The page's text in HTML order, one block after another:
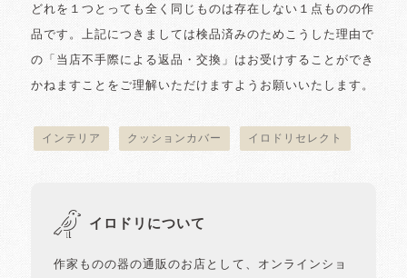
どれを１つとっても全く同じものは存在しない１点ものの作
品です。上記につきましては検品済みのためこうした理由で
の「当店不手際による返品・交換」はお受けすることができ
かねますことをご理解いただけますようお願いいたします。
インテリア クッションカバー イロドリセレクト
イロドリについて
作家ものの器の通販のお店として、オンラインショ